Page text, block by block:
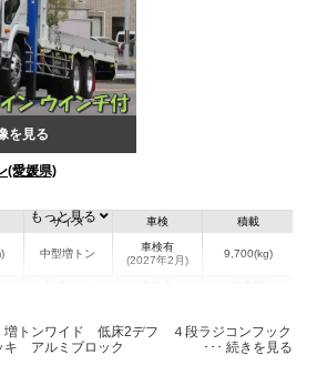
を見る
(愛媛県)
サイズ
中型増トン
車検
車検有
(2027年2月)
積載
9,700(kg)
W:2,490
H:3,390
もっと見る
ンワイド 低床2デフ ４段ラジコンフック
キ アルミブロック